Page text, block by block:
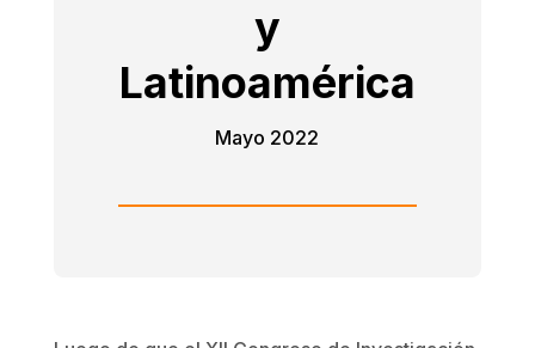
y
Latinoamérica
Mayo 2022